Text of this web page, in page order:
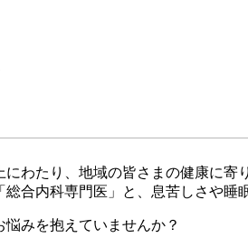
わたり、地域の皆さまの健康に寄
合内科専門医」と、息苦しさや
みを抱えていませんか？